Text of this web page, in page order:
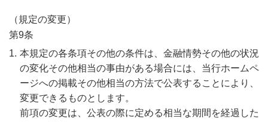
（規定の変更）
第9条
本規定の各条項その他の条件は、金融情勢その他の状況
の変化その他相当の事由がある場合には、当行ホームペ
ージへの掲載その他相当の方法で公表することにより、
変更できるものとします。
前項の変更は、公表の際に定める相当な期間を経過した